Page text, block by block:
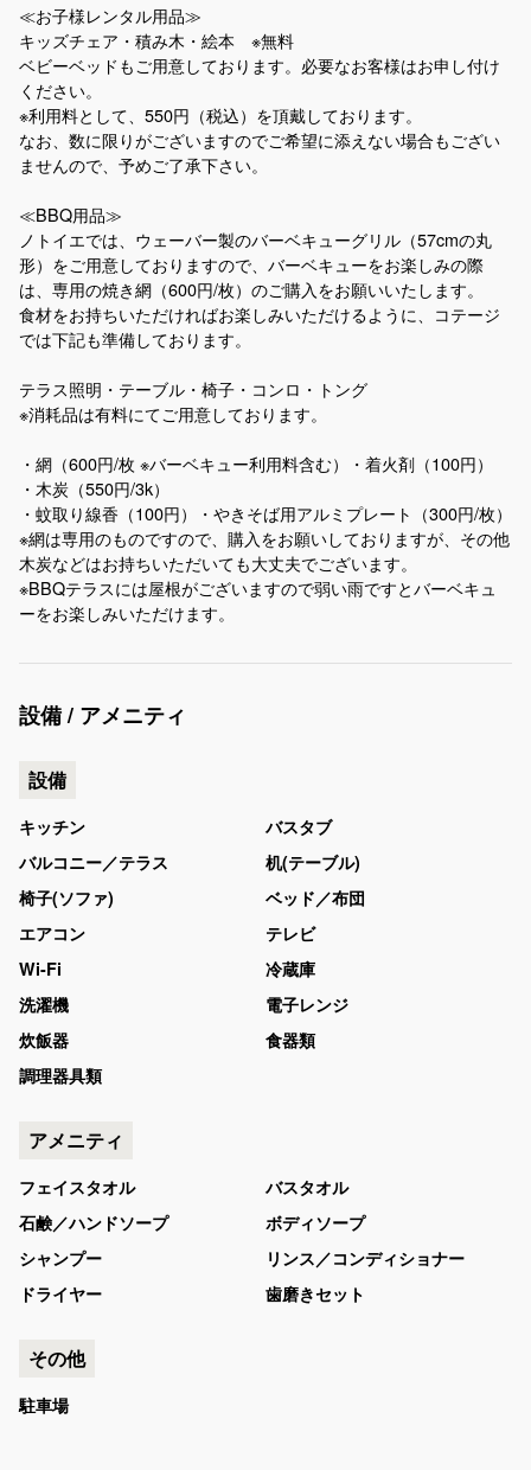
≪お子様レンタル用品≫
キッズチェア・積み木・絵本 ※無料
ベビーベッドもご用意しております。必要なお客様はお申し付け
ください。
※利用料として、550円（税込）を頂戴しております。
なお、数に限りがございますのでご希望に添えない場合もござい
ませんので、予めご了承下さい。
≪BBQ用品≫
ノトイエでは、ウェーバー製のバーベキューグリル（57cmの丸
形）をご用意しておりますので、バーベキューをお楽しみの際
は、専用の焼き網（600円/枚）のご購入をお願いいたします。
食材をお持ちいただければお楽しみいただけるように、コテージ
では下記も準備しております。
テラス照明・テーブル・椅子・コンロ・トング
※消耗品は有料にてご用意しております。
・網（600円/枚 ※バーベキュー利用料含む）・着火剤（100円）
・木炭（550円/3k）
・蚊取り線香（100円）・やきそば用アルミプレート（300円/枚）
※網は専用のものですので、購入をお願いしておりますが、その他
木炭などはお持ちいただいても大丈夫でございます。
※BBQテラスには屋根がございますので弱い雨ですとバーベキュ
ーをお楽しみいただけます。
設備 / アメニティ
設備
キッチン
バスタブ
バルコニー／テラス
机(テーブル)
椅子(ソファ)
ベッド／布団
エアコン
テレビ
Wi-Fi
冷蔵庫
洗濯機
電子レンジ
炊飯器
食器類
調理器具類
アメニティ
フェイスタオル
バスタオル
石鹸／ハンドソープ
ボディソープ
シャンプー
リンス／コンディショナー
ドライヤー
歯磨きセット
その他
駐車場